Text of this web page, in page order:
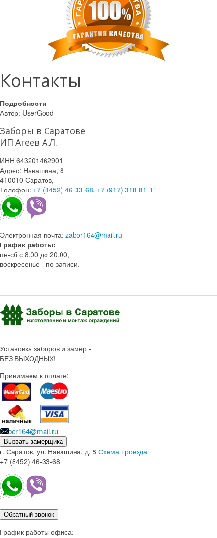
Контакты
Подробности
Автор: UserGood
Заборы в Саратове
ИП Агеев А.Л.
ИНН 643201462901
Адрес: Навашина, 8
410010 Саратов,
Телефон: +7 (8452) 46-33-68, +7 (917) 318-81-11
Электронная почта: zabor164@mail.ru
График работы:
пн-сб с 8.00 до 20.00,
воскресенье - по записи.
Установка заборов и замер -
БЕЗ ВЫХОДНЫХ!
Принимаем к оплате:
zabor164@mail.ru
Вызвать замерщика
г. Саратов, ул. Навашина, д. 8 Схема проезда
+7 (8452) 46-33-68
Обратный звонок
График работы офиса: